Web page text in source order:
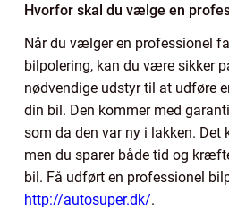
Hvorfor skal du vælge en
Når du vælger en professionel
bilpolering, kan du være sikker
nødvendige udstyr til at udføre
din bil. Den kommer med
som da den var ny i lakken. Det
men du sparer både tid og
bil. Få udført en professionel
http://autosuper.dk/.